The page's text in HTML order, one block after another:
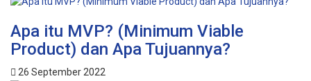
Apa itu MVP? (Minimum Viable
Product) dan Apa Tujuannya?
26 September 2022